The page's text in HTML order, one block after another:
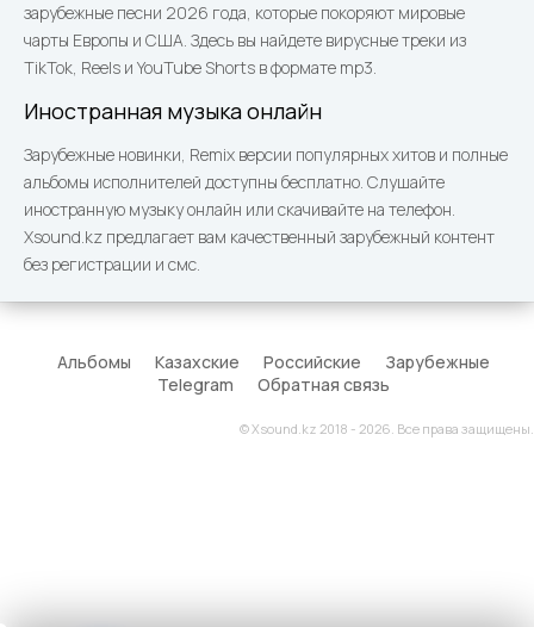
зарубежные песни 2026 года, которые покоряют мировые
чарты Европы и США. Здесь вы найдете вирусные треки из
TikTok, Reels и YouTube Shorts в формате mp3.
Иностранная музыка онлайн
Зарубежные новинки, Remix версии популярных хитов и полные
альбомы исполнителей доступны бесплатно. Слушайте
иностранную музыку онлайн или скачивайте на телефон.
Xsound.kz предлагает вам качественный зарубежный контент
без регистрации и смс.
Альбомы Казахские Российские
Зарубежные
Telegram
Обратная связь
© Xsound.kz 2018 - 2026. Все права защищены.